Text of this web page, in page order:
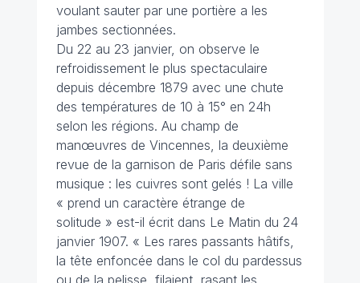
voulant sauter par une portière a les
jambes sectionnées.
Du 22 au 23 janvier, on observe le
refroidissement le plus spectaculaire
depuis décembre 1879 avec une chute
des températures de 10 à 15° en 24h
selon les régions. Au champ de
manœuvres de Vincennes, la deuxième
revue de la garnison de Paris défile sans
musique : les cuivres sont gelés ! La ville
« prend un caractère étrange de
solitude » est-il écrit dans Le Matin du 24
janvier 1907. « Les rares passants hâtifs,
la tête enfoncée dans le col du pardessus
ou de la pelisse, filaient, rasant les